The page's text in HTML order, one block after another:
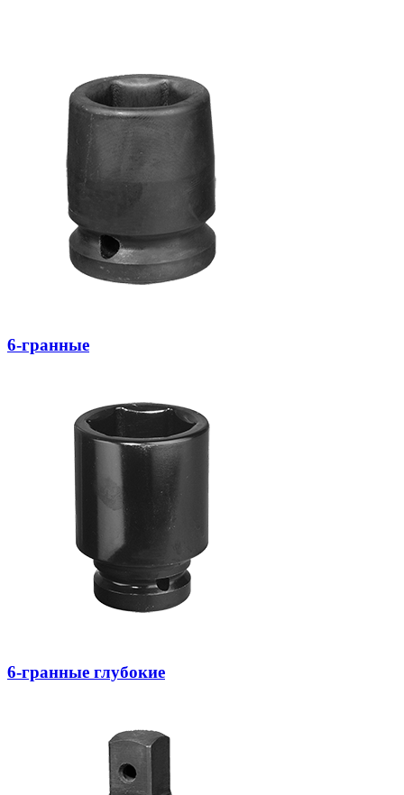
6-гранные
6-гранные глубокие